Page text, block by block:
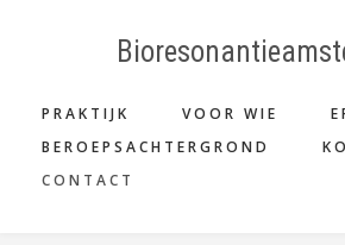
NAVIGATION
PRAKTIJK VOOR WIE
BEROEPSACHTERGROND
CONTACT